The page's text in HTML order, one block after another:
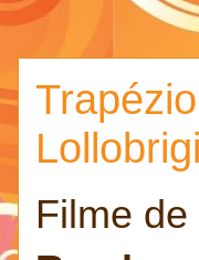
Filme